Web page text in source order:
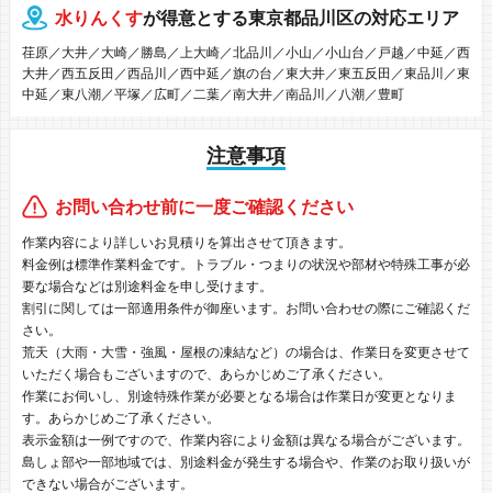
水りんくすが得意とする東京都品川区の対応エリア
荏原／大井／大崎／勝島／上大崎／北品川／小山／小山台／戸越／中延／西
大井／西五反田／西品川／西中延／旗の台／東大井／東五反田／東品川／東
中延／東八潮／平塚／広町／二葉／南大井／南品川／八潮／豊町
注意事項
お問い合わせ前に一度ご確認ください
作業内容により詳しいお見積りを算出させて頂きます。
料金例は標準作業料金です。トラブル・つまりの状況や部材や特殊工事が必
要な場合などは別途料金を申し受けます。
割引に関しては一部適用条件が御座います。お問い合わせの際にご確認くだ
さい。
荒天（大雨・大雪・強風・屋根の凍結など）の場合は、作業日を変更させて
いただく場合もございますので、あらかじめご了承ください。
作業にお伺いし、別途特殊作業が必要となる場合は作業日が変更となりま
す。あらかじめご了承ください。
表示金額は一例ですので、作業内容により金額は異なる場合がございます。
島しょ部や一部地域では、別途料金が発生する場合や、作業のお取り扱いが
できない場合がございます。